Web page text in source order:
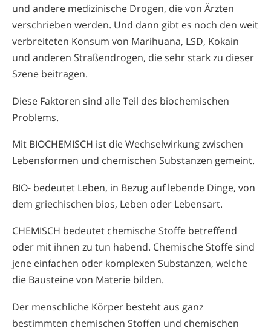
und andere medizinische Drogen, die von Ärzten
verschrieben werden. Und dann gibt es noch den weit
verbreiteten Konsum von Marihuana, LSD, Kokain
und anderen Straßendrogen, die sehr stark zu dieser
Szene beitragen.
Diese Faktoren sind alle Teil des biochemischen
Problems.
Mit BIOCHEMISCH ist die Wechselwirkung zwischen
Lebensformen und chemischen Substanzen gemeint.
BIO- bedeutet Leben, in Bezug auf lebende Dinge, von
dem griechischen bios, Leben oder Lebensart.
CHEMISCH bedeutet chemische Stoffe betreffend
oder mit ihnen zu tun habend. Chemische Stoffe sind
jene einfachen oder komplexen Substanzen, welche
die Bausteine von Materie bilden.
Der menschliche Körper besteht aus ganz
bestimmten chemischen Stoffen und chemischen